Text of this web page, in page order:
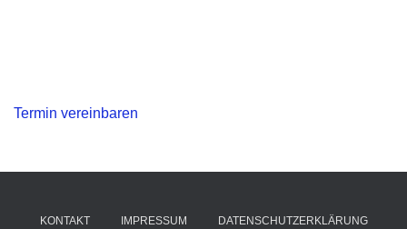
Termin vereinbaren
KONTAKT IMPRESSUM DATENSCHUTZERKLÄRUNG